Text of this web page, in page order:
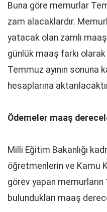
Buna göre memurlar
zam alacaklardır.
yatacak olan zamlı
günlük maaş farkı
Temmuz ayının sonuna
hesaplarına
Ödemeler maaş
Milli Eğitim Bakanlığı
öğretmenlerin ve Kamu
görev yapan
bulundukları maaş